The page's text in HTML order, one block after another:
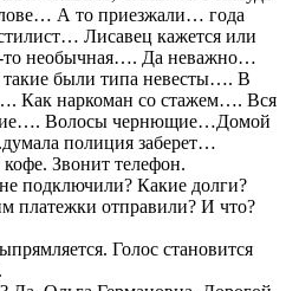
А то приезжали… года
Лисавец кажется или
необычная…. Да неважно…
были типа невесты…. В
наркоман со стажем…. Вся
Волосы чернющие…Домой
полиция заберет…
кофе. Звонит телефон.
подключили? Какие долги?
платежки отправили? И что?
Голос становится